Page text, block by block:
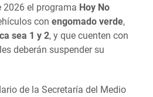
2026 el programa Hoy No
con engomado verde,
sea 1 y 2, y que cuenten con
deberán suspender su
de la Secretaría del Medio